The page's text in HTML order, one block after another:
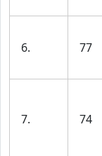
6. 77
7. 74